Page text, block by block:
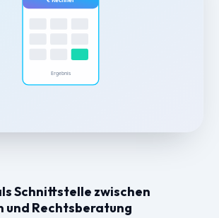
Schnittstelle zwischen
und Rechtsberatung